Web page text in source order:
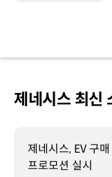
제네시스 최신
제네시스, EV 구
프로모션 실시